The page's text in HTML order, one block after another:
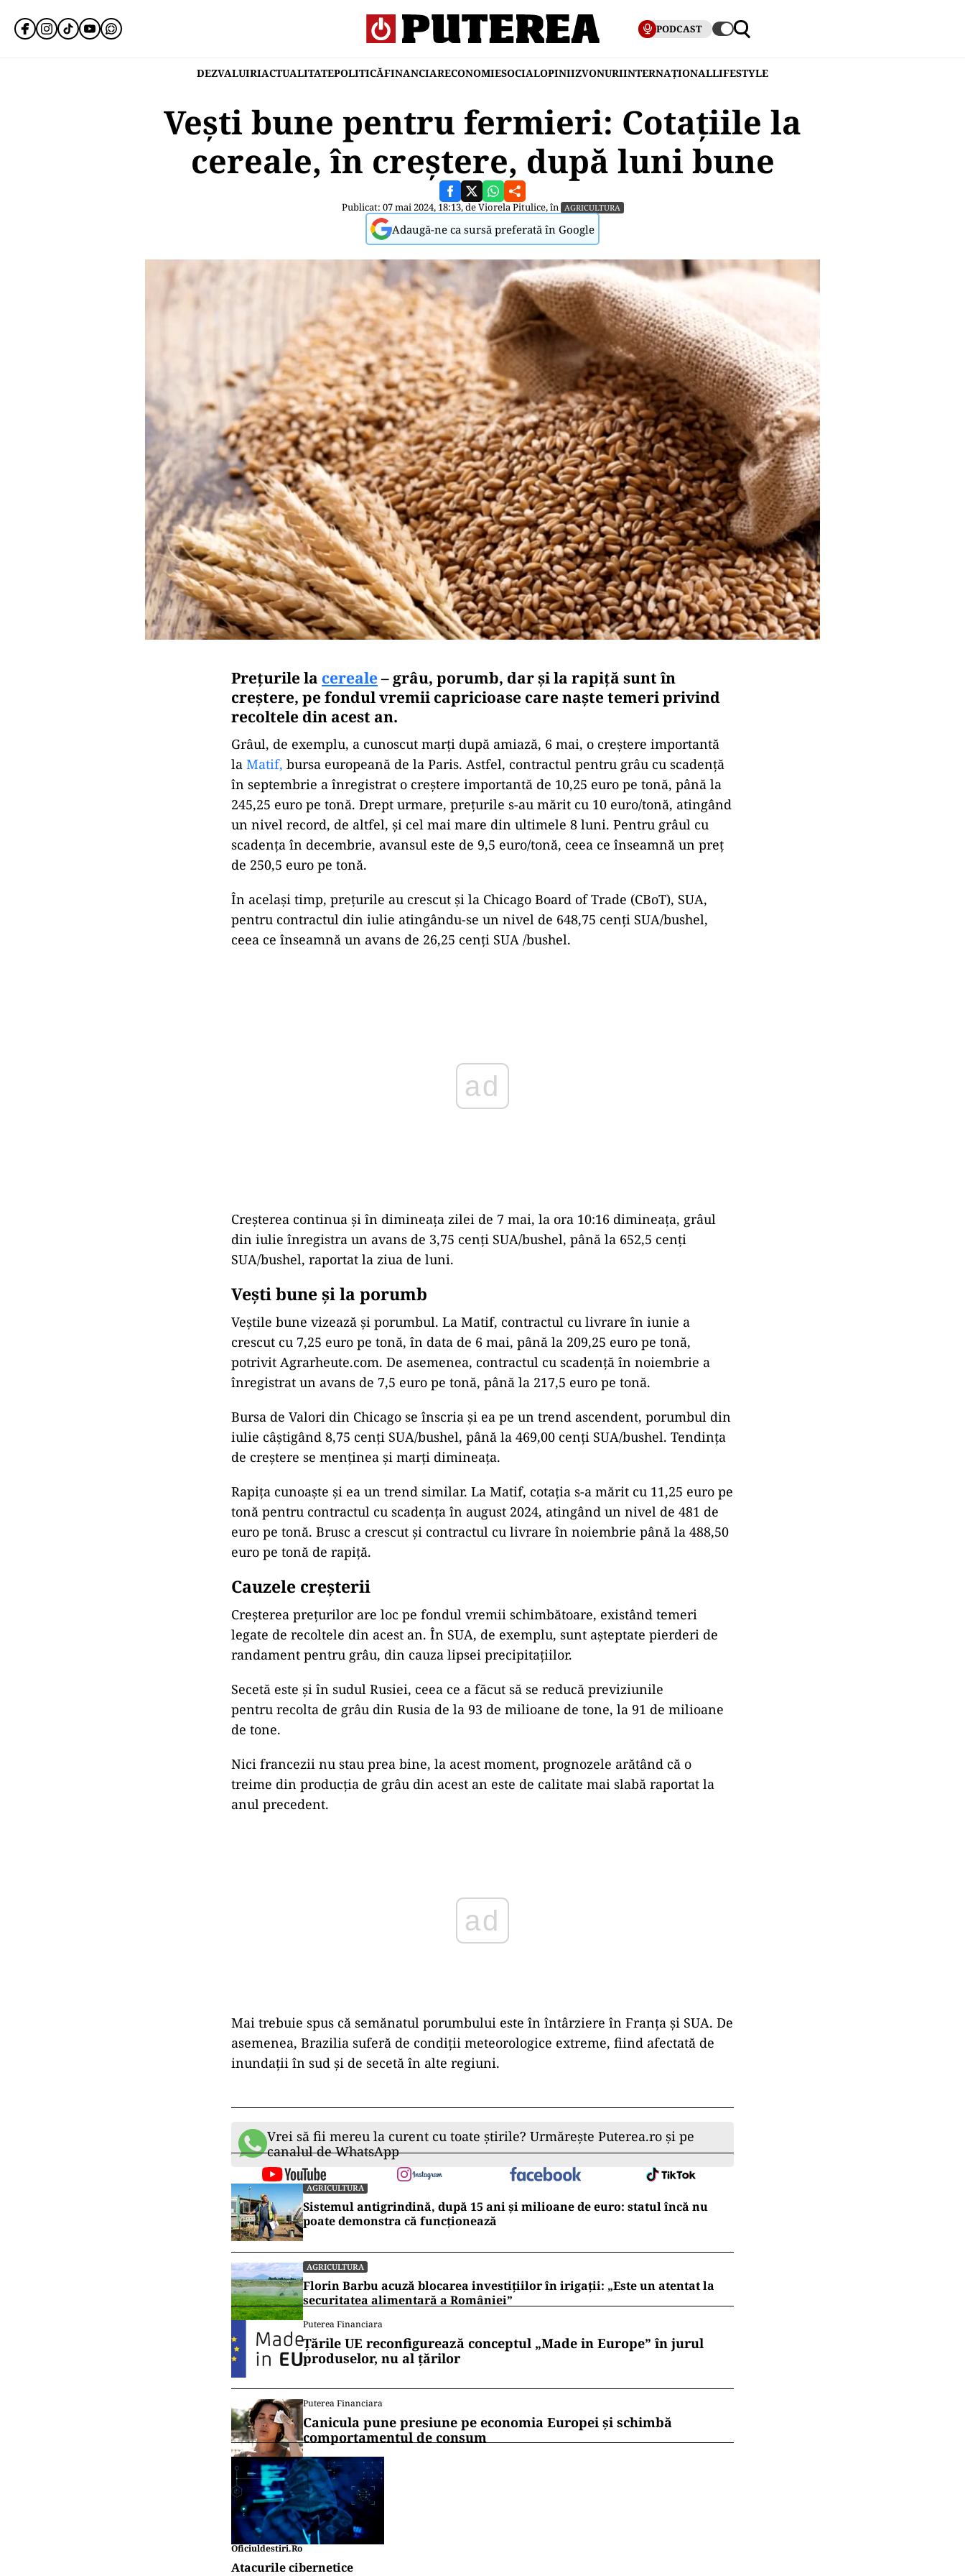
PODCAST
DEZVALUIRIACTUALITATEPOLITICĂFINANCIARECONOMIESOCIALOPINIIZVONURIINTERNAȚIONALLIFESTYLE
Vești bune pentru fermieri: Cotațiile la
cereale, în creștere, după luni bune
Publicat: 07 mai 2024, 18:13, deViorela Pitulice, în AGRICULTURA
Adaugă-ne ca sursă preferată în Google
Prețurile la cereale– grâu, porumb, dar și la rapiță sunt în
creștere, pe fondul vremii capricioase care naște temeri privind
recoltele din acest an.
Grâul, de exemplu, a cunoscut marți după amiază, 6 mai, o creștere importantă
la Matif, bursa europeană de la Paris. Astfel, contractul pentru grâu cu scadență
în septembrie a înregistrat o creștere importantă de 10,25 euro pe tonă, până la
245,25 euro pe tonă. Drept urmare, prețurile s-au mărit cu 10 euro/tonă, atingând
un nivel record, de altfel, și cel mai mare din ultimele 8 luni. Pentru grâul cu
scadența în decembrie, avansul este de 9,5 euro/tonă, ceea ce înseamnă un preț
de 250,5 euro pe tonă.
În același timp, prețurile au crescut și la Chicago Board of Trade (CBoT), SUA,
pentru contractul din iulie atingându-se un nivel de 648,75 cenți SUA/bushel,
ceea ce înseamnă un avans de 26,25 cenți SUA /bushel.
Creșterea continua și în dimineața zilei de 7 mai, la ora 10:16 dimineața, grâul
din iulie înregistra un avans de 3,75 cenți SUA/bushel, până la 652,5 cenți
SUA/bushel, raportat la ziua de luni.
Vești bune și la porumb
Veștile bune vizează și porumbul. La Matif, contractul cu livrare în iunie a
crescut cu 7,25 euro pe tonă, în data de 6 mai, până la 209,25 euro pe tonă,
potrivit Agrarheute.com. De asemenea, contractul cu scadență în noiembrie a
înregistrat un avans de 7,5 euro pe tonă, până la 217,5 euro pe tonă.
Bursa de Valori din Chicago se înscria și ea pe un trend ascendent, porumbul din
iulie câștigând 8,75 cenți SUA/bushel, până la 469,00 cenți SUA/bushel. Tendința
de creștere se menținea și marți dimineața.
Rapița cunoaște și ea un trend similar. La Matif, cotația s-a mărit cu 11,25 euro pe
tonă pentru contractul cu scadența în august 2024, atingând un nivel de 481 de
euro pe tonă. Brusc a crescut și contractul cu livrare în noiembrie până la 488,50
euro pe tonă de rapiță.
Cauzele creșterii
Creșterea prețurilor are loc pe fondul vremii schimbătoare, existând temeri
legate de recoltele din acest an. În SUA, de exemplu, sunt așteptate pierderi de
randament pentru grâu, din cauza lipsei precipitațiilor.
Secetă este și în sudul Rusiei, ceea ce a făcut să se reducă previziunile
pentru recolta de grâu din Rusia de la 93 de milioane de tone, la 91 de milioane
de tone.
Nici francezii nu stau prea bine, la acest moment, prognozele arătând că o
treime din producția de grâu din acest an este de calitate mai slabă raportat la
anul precedent.
ad
Mai trebuie spus că semănatul porumbului este în întârziere în Franța și SUA. De
asemenea, Brazilia suferă de condiții meteorologice extreme, fiind afectată de
inundații în sud și de secetă în alte regiuni.
Vrei să fii mereu la curent cu toate știrile? Urmărește Puterea.ro și pe
canalul de WhatsApp
AGRICULTURA
Sistemul antigrindină, după 15 ani și milioane de euro: statul încă nu
poate demonstra că funcționează
AGRICULTURA
Florin Barbu acuză blocarea investițiilor în irigații: „Este un atentat la
securitatea alimentară a României”
Puterea Financiara
Țările UE reconfigurează conceptul „Made in Europe” în jurul
produselor, nu al țărilor
Puterea Financiara
Canicula pune presiune pe economia Europei și schimbă
comportamentul de consum
Oficiuldestiri.ro
Atacurile cibernetice